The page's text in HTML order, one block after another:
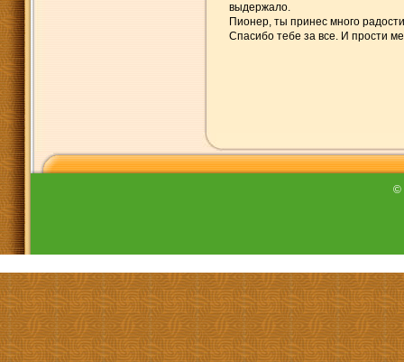
выдержало.
Пионер, ты принес много
Спасибо тебе за все. И прости
©